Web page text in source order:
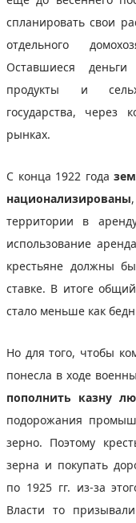
спланировать свои
отдельного
Оставшиеся
продукты и
государства, через
рынках.
С конца 1922 года
национализированы
территории в
использование
крестьяне должны
ставке. В итоге
стало меньше как
Но для того, чтобы
понесла в ходе
пополнить казну
подорожания
зерно. Поэтому
зерна и покупать
по 1925 гг. из-за
Власти то